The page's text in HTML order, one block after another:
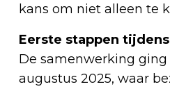
kans om niet alleen te
Eerste stappen
De samenwerking ging
augustus 2025, waar